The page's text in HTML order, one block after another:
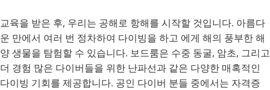
교육을 받은 후, 우리는 공해로 항해를 시작할 것입니다. 아름다
운 만에서 여러 번 정차하여 다이빙을 하고 에게 해의 풍부한 해
양 생물을 탐험할 수 있습니다. 보드룸은 수중 동굴, 암초, 그리고
더 경험 많은 다이버들을 위한 난파선과 같은 다양한 매혹적인
다이빙 기회를 제공합니다. 공인 다이버 분들 중에서는 자격증